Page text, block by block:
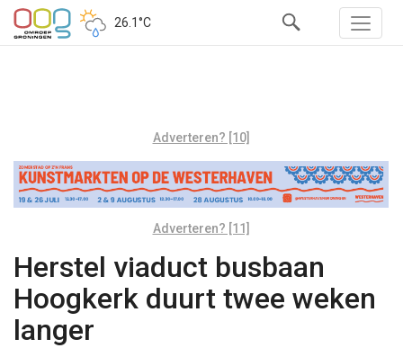
26.1°C
Adverteren? [10]
Adverteren? [11]
Herstel viaduct busbaan
Hoogkerk duurt twee weken
langer